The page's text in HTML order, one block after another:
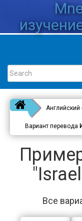
Вариант перевода
Все